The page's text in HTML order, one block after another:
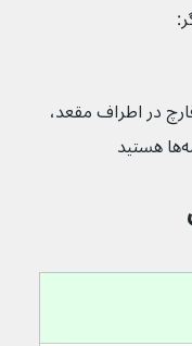
در اطراف مقعد،